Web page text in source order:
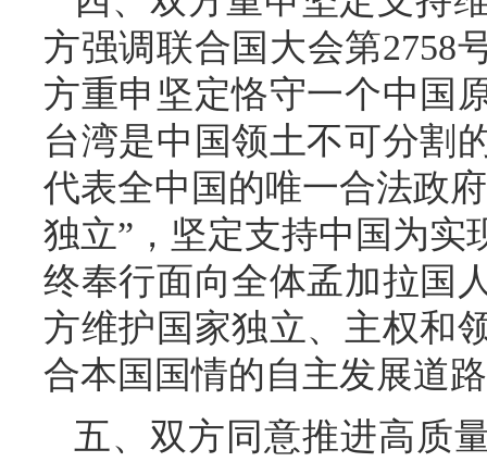
方强调联合国大会第2758
方重申坚定恪守一个中国
台湾是中国领土不可分割
代表全中国的唯一合法政
独立”，坚定支持中国为实
终奉行面向全体孟加拉国
方维护国家独立、主权和
合本国国情的自主发展道
五、双方同意推进高质